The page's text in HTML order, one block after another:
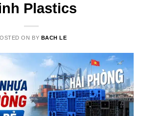
Plastics
ON BY BACH LE